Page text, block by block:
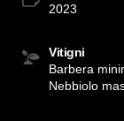
2023
Vitigni
Barbera
Nebbiolo